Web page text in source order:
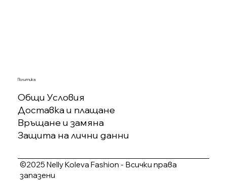
Политика
Общи Условия
Доставка и плащане
Връщане и замяна
Защита на лични данни
©2025 Nelly Koleva Fashion - Всички права
запазени